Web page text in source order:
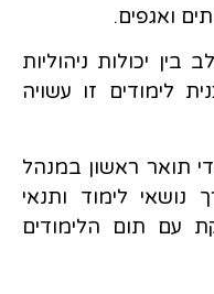
ואגפים.
יכולות ניהוליות
לימודים זו עשויה
תואר ראשון במנהל
לימוד ותנאי
עם תום הלימודים